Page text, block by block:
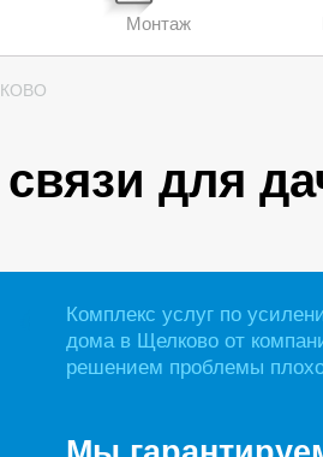
Монтаж
для
Комплекс услуг по
дома в Щелково от
решением проблемы